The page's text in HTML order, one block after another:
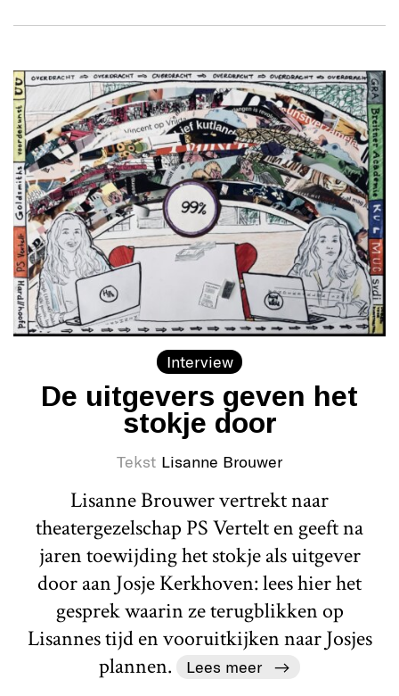
Interview
De uitgevers geven het
stokje door
Tekst Lisanne Brouwer
Lisanne Brouwer vertrekt naar
theatergezelschap PS Vertelt en geeft na
jaren toewijding het stokje als uitgever
door aan Josje Kerkhoven: lees hier het
gesprek waarin ze terugblikken op
Lisannes tijd en vooruitkijken naar Josjes
plannen.
Lees meer